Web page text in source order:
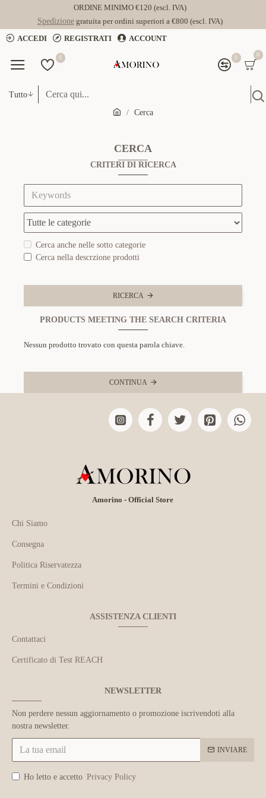
ORDINE MINIMO €120 (escl. IVA)
Spedizionegratuita per ordini superiori a €800 (escl. IVA)
ACCEDI
REGISTRATI ACCOUNT
0 0 0
Tutto
Cerca
CERCA
CRITERI DI RICERCA
Cerca anche nelle sotto categorie
Cerca nella descrzione prodotti
RICERCA
PRODUCTS MEETING THE SEARCH CRITERIA
Nessun prodotto trovato con questa parola chiave.
CONTINUA
Amorino - Official Store
Chi Siamo
Consegna
Politica Riservatezza
Termini e Condizioni
ASSISTENZA CLIENTI
Contattaci
Certificato di Test REACH
NEWSLETTER
Non perdere nessun aggiornamento o promozione iscrivendoti alla
nostra newsletter.
INVIARE
Ho letto e accetto Privacy Policy